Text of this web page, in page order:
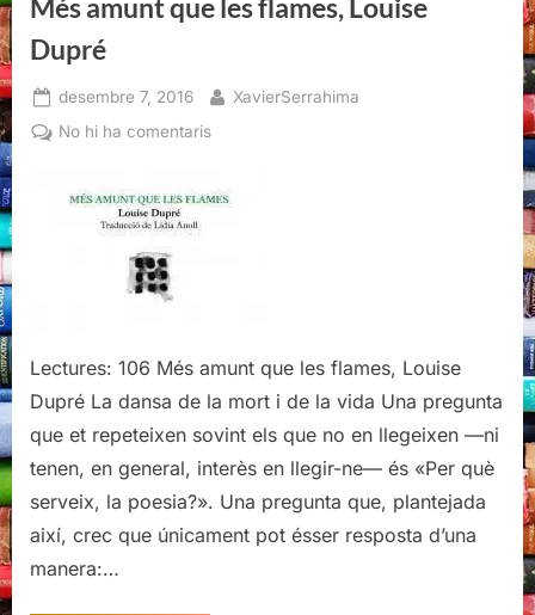
Dupré
Posted
on
desembre 7, 2016 By
XavierSerrahima
No hi ha comentarisa
que
Lectures: 106 Més amunt que les flames, Louise
Dupré La dansa de la mort i de la vida Una pregunta
que et repeteixen sovint els que no en llegeixen —ni
tenen, en general, interès en llegir-ne— és «Per què
serveix, la poesia?». Una pregunta que, plantejada
així, crec que únicament pot ésser resposta d’una
manera:…